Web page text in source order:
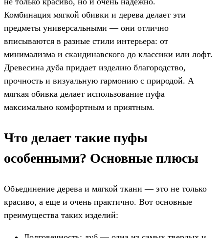
Комбинация мягкой обивки и дерева делает эти
предметы универсальными — они отлично
вписываются в разные стили интерьера: от
минимализма и скандинавского до классики или лофт.
Древесина дуба придает изделию благородство,
прочность и визуальную гармонию с природой. А
мягкая обивка делает использование пуфа
максимально комфортным и приятным.
Что делает такие пуфы
особенными? Основные плюсы
Объединение дерева и мягкой ткани — это не только
красиво, а еще и очень практично. Вот основные
преимущества таких изделий: